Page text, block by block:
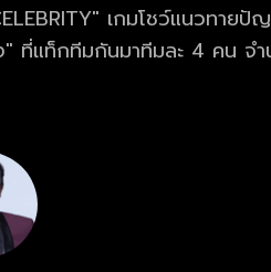
เกมโชว์แนวทายปั
ที่แท็กทีมกันมาทีมละ 4 คน จ